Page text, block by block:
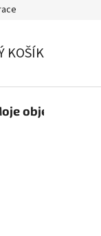
KOŠÍK
objednávka